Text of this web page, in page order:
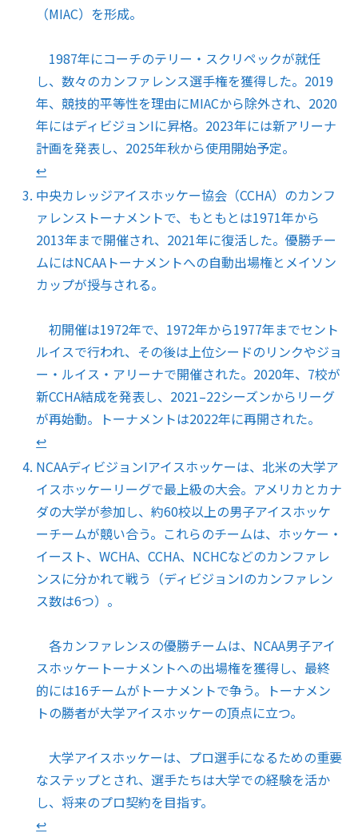
（MIAC）を形成。
1987年にコーチのテリー・スクリペックが就任
し、数々のカンファレンス選手権を獲得した。2019
年、競技的平等性を理由にMIACから除外され、2020
年にはディビジョンIに昇格。2023年には新アリーナ
計画を発表し、2025年秋から使用開始予定。
↩︎
中央カレッジアイスホッケー協会（CCHA）のカンフ
ァレンストーナメントで、もともとは1971年から
2013年まで開催され、2021年に復活した。優勝チー
ムにはNCAAトーナメントへの自動出場権とメイソン
カップが授与される。
初開催は1972年で、1972年から1977年までセント
ルイスで行われ、その後は上位シードのリンクやジョ
ー・ルイス・アリーナで開催された。2020年、7校が
新CCHA結成を発表し、2021–22シーズンからリーグ
が再始動。トーナメントは2022年に再開された。
↩︎
NCAAディビジョンIアイスホッケーは、北米の大学ア
イスホッケーリーグで最上級の大会。アメリカとカナ
ダの大学が参加し、約60校以上の男子アイスホッケ
ーチームが競い合う。これらのチームは、ホッケー・
イースト、WCHA、CCHA、NCHCなどのカンファレ
ンスに分かれて戦う（ディビジョンIのカンファレン
ス数は6つ）。
各カンファレンスの優勝チームは、NCAA男子アイ
スホッケートーナメントへの出場権を獲得し、最終
的には16チームがトーナメントで争う。トーナメン
トの勝者が大学アイスホッケーの頂点に立つ。
大学アイスホッケーは、プロ選手になるための重要
なステップとされ、選手たちは大学での経験を活か
し、将来のプロ契約を目指す。
↩︎